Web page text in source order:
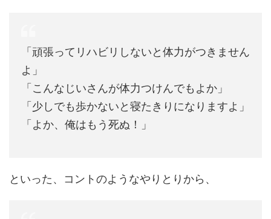
「頑張ってリハビリしないと体力がつきません
よ」
「こんなじいさんが体力つけんでもよか」
「少しでも歩かないと寝たきりになりますよ」
「よか、俺はもう死ぬ！」
といった、コントのようなやりとりから、